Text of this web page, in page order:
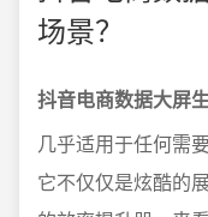
场景？
抖音电商数据大屏
几乎适用于任何需
它不仅仅是炫酷的